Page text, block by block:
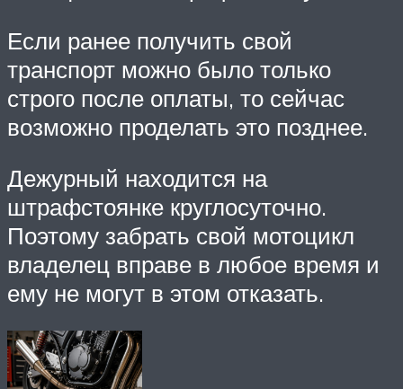
Если ранее получить свой
транспорт можно было только
строго после оплаты, то сейчас
возможно проделать это позднее.
Дежурный находится на
штрафстоянке круглосуточно.
Поэтому забрать свой мотоцикл
владелец вправе в любое время и
ему не могут в этом отказать.